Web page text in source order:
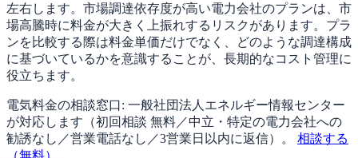
左右します。市場調達依存度が高い電力会社のプランは、市
場高騰時に料金が大きく上振れするリスクがあります。プラ
ンを比較する際は料金単価だけでなく、どのような調達構成
に基づいているかを意識することが、長期的なコスト管理に
役立ちます。
電気料金の相談窓口: 一般社団法人エネルギー情報センター
が対応します（初回相談 無料／中立・特定の電力会社への
勧誘なし／営業電話なし／3営業日以内に返信）。
相談する